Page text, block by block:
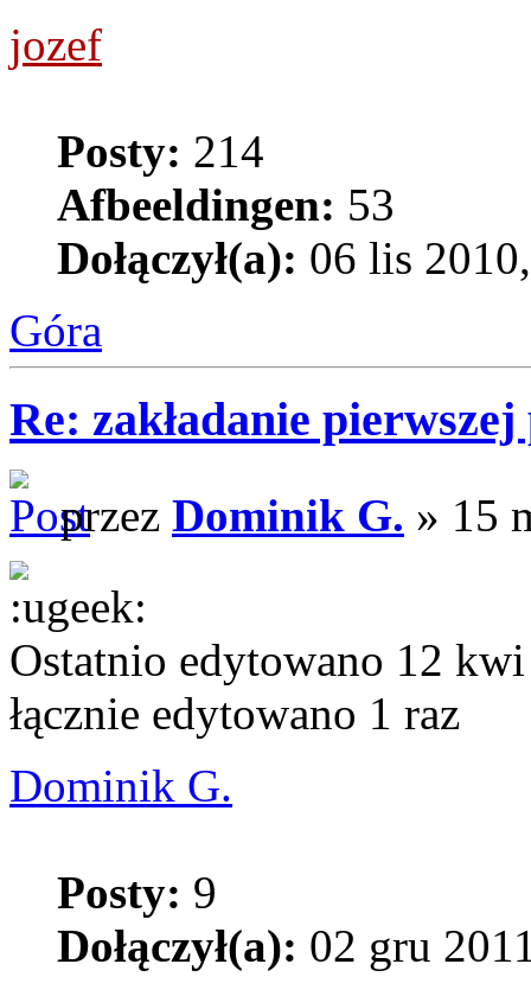
jozef
Posty: 214
Afbeeldingen: 53
Dołączył(a): 06 lis
Góra
Re: zakładanie
przez Dominik G. » 15
Ostatnio edytowano 12
łącznie edytowano 1 raz
Dominik G.
Posty: 9
Dołączył(a): 02 gru